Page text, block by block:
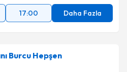
17:00 Daha Fazla
Burcu Hepşen